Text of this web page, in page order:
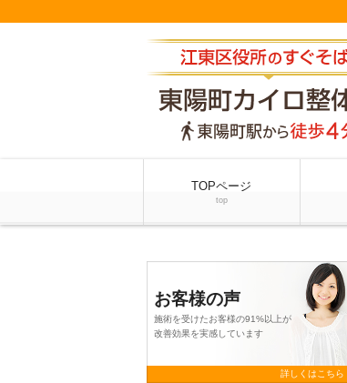
TOPページ
top
お客様の声
施術を受けたお客様の91%以上が
改善効果を実感しています
詳しくはこちら